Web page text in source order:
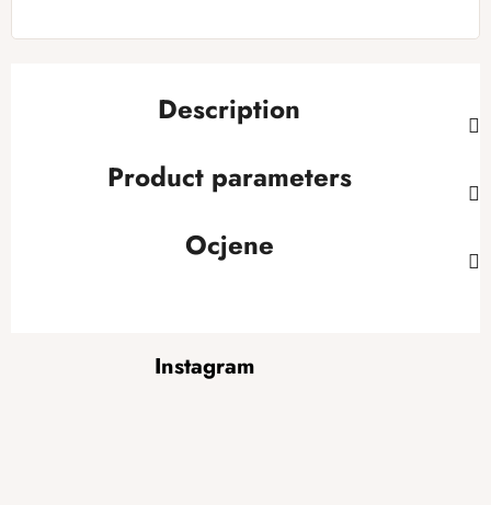
Description
Product parameters
Ocjene
Instagram